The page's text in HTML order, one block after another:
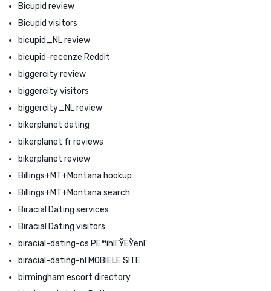
Bicupid review
Bicupid visitors
bicupid_NL review
bicupid-recenze Reddit
biggercity review
biggercity visitors
biggercity_NL review
bikerplanet dating
bikerplanet fr reviews
bikerplanet review
Billings+MT+Montana hookup
Billings+MT+Montana search
Biracial Dating services
Biracial Dating visitors
biracial-dating-cs PЕ™ihlГЎЕЎenГ­
biracial-dating-nl MOBIELE SITE
birmingham escort directory